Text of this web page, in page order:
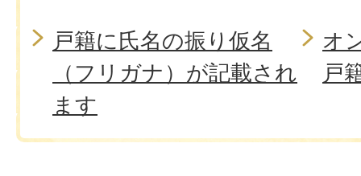
戸籍に氏名の振り仮名
（フリガナ）が記載され
ます
オ
戸